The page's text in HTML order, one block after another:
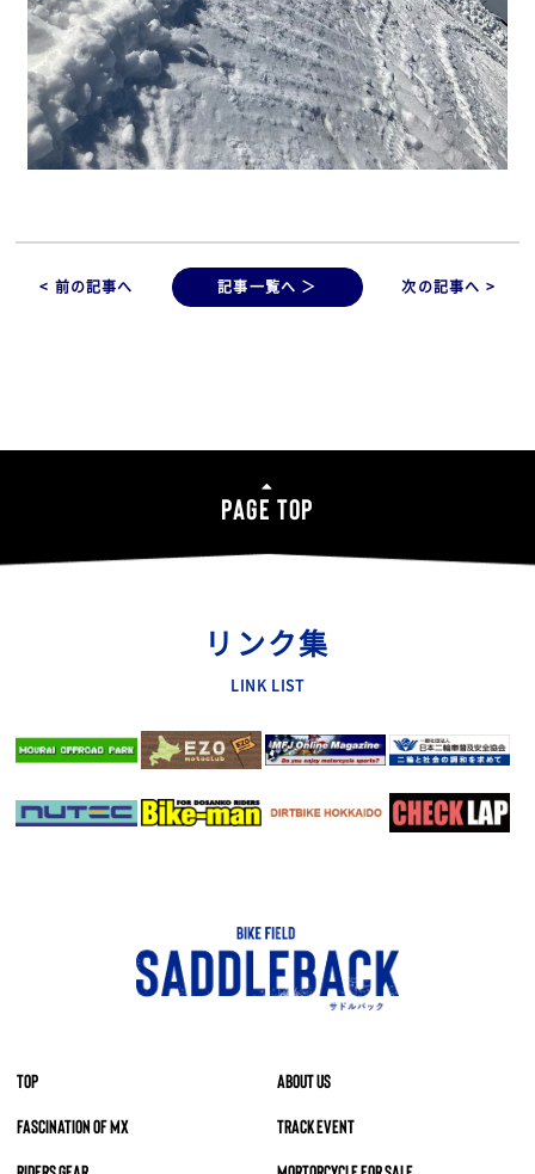
< 前の記事へ 記事一覧へ ＞ 次の記事へ >
PAGE TOP
リンク集
LINK LIST
TOP
ABOUT US
FASCINATION OF MX
TRACK EVENT